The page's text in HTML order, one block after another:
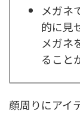
メガネ
的に見
メガネ
ること
顔周りにアイ